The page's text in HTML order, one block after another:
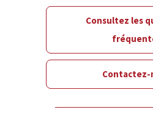
Consultez les
Contactez-